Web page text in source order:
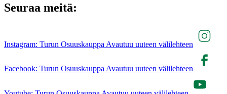
Seuraa meitä:
Instagram: Turun Osuuskauppa Avautuu uuteen välilehteen
Facebook: Turun Osuuskauppa Avautuu uuteen välilehteen